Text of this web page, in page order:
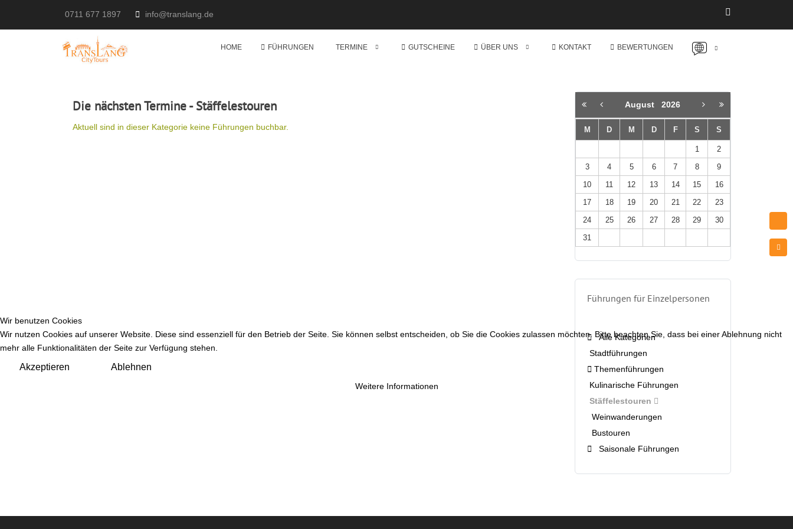
0711 677 1897 info@translang.de
HOME FÜHRUNGEN TERMINE GUTSCHEINE ÜBER UNS KONTAKT BEWERTUNGEN
Die nächsten Termine - Stäffelestouren
Aktuell sind in dieser Kategorie keine Führungen buchbar.
August 2026
M D M D F S S
1
2
3
4 5 6 7 8
9
10
11 12 13 14 15
16
17
18 19 20 21 22
23
24
25 26 27 28 29
30
31
Führungen für Einzelpersonen
Alle Kategorien
Stadtführungen
Themenführungen
Kulinarische Führungen
Stäffelestouren
Weinwanderungen
Bustouren
Saisonale Führungen
Wir benutzen Cookies
Wir nutzen Cookies auf unserer Website. Diese sind essenziell für den Betrieb der Seite. Sie können selbst entscheiden, ob Sie die Cookies zulassen möchten. Bitte beachten Sie, dass bei einer Ablehnung nicht
mehr alle Funktionalitäten der Seite zur Verfügung stehen.
Akzeptieren Ablehnen
Weitere Informationen